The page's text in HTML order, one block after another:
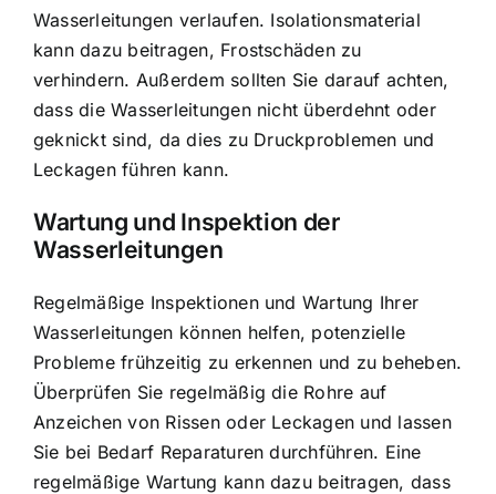
Wasserleitungen verlaufen. Isolationsmaterial
kann dazu beitragen, Frostschäden zu
verhindern. Außerdem sollten Sie darauf achten,
dass die Wasserleitungen nicht überdehnt oder
geknickt sind, da dies zu Druckproblemen und
Leckagen führen kann.
Wartung und Inspektion der
Wasserleitungen
Regelmäßige Inspektionen und Wartung Ihrer
Wasserleitungen können helfen, potenzielle
Probleme frühzeitig zu erkennen und zu beheben.
Überprüfen Sie regelmäßig die Rohre auf
Anzeichen von Rissen oder Leckagen und lassen
Sie bei Bedarf Reparaturen durchführen. Eine
regelmäßige Wartung kann dazu beitragen, dass